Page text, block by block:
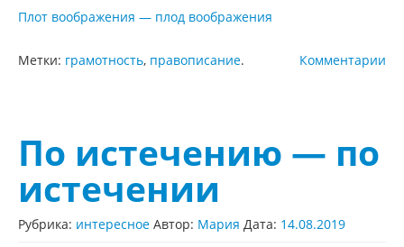
Плот воображения — плод воображения
Комментарии
Метки: грамотность, правописание.
По истечению — по
истечении
Рубрика: интересное Автор: Мария Дата: 14.08.2019